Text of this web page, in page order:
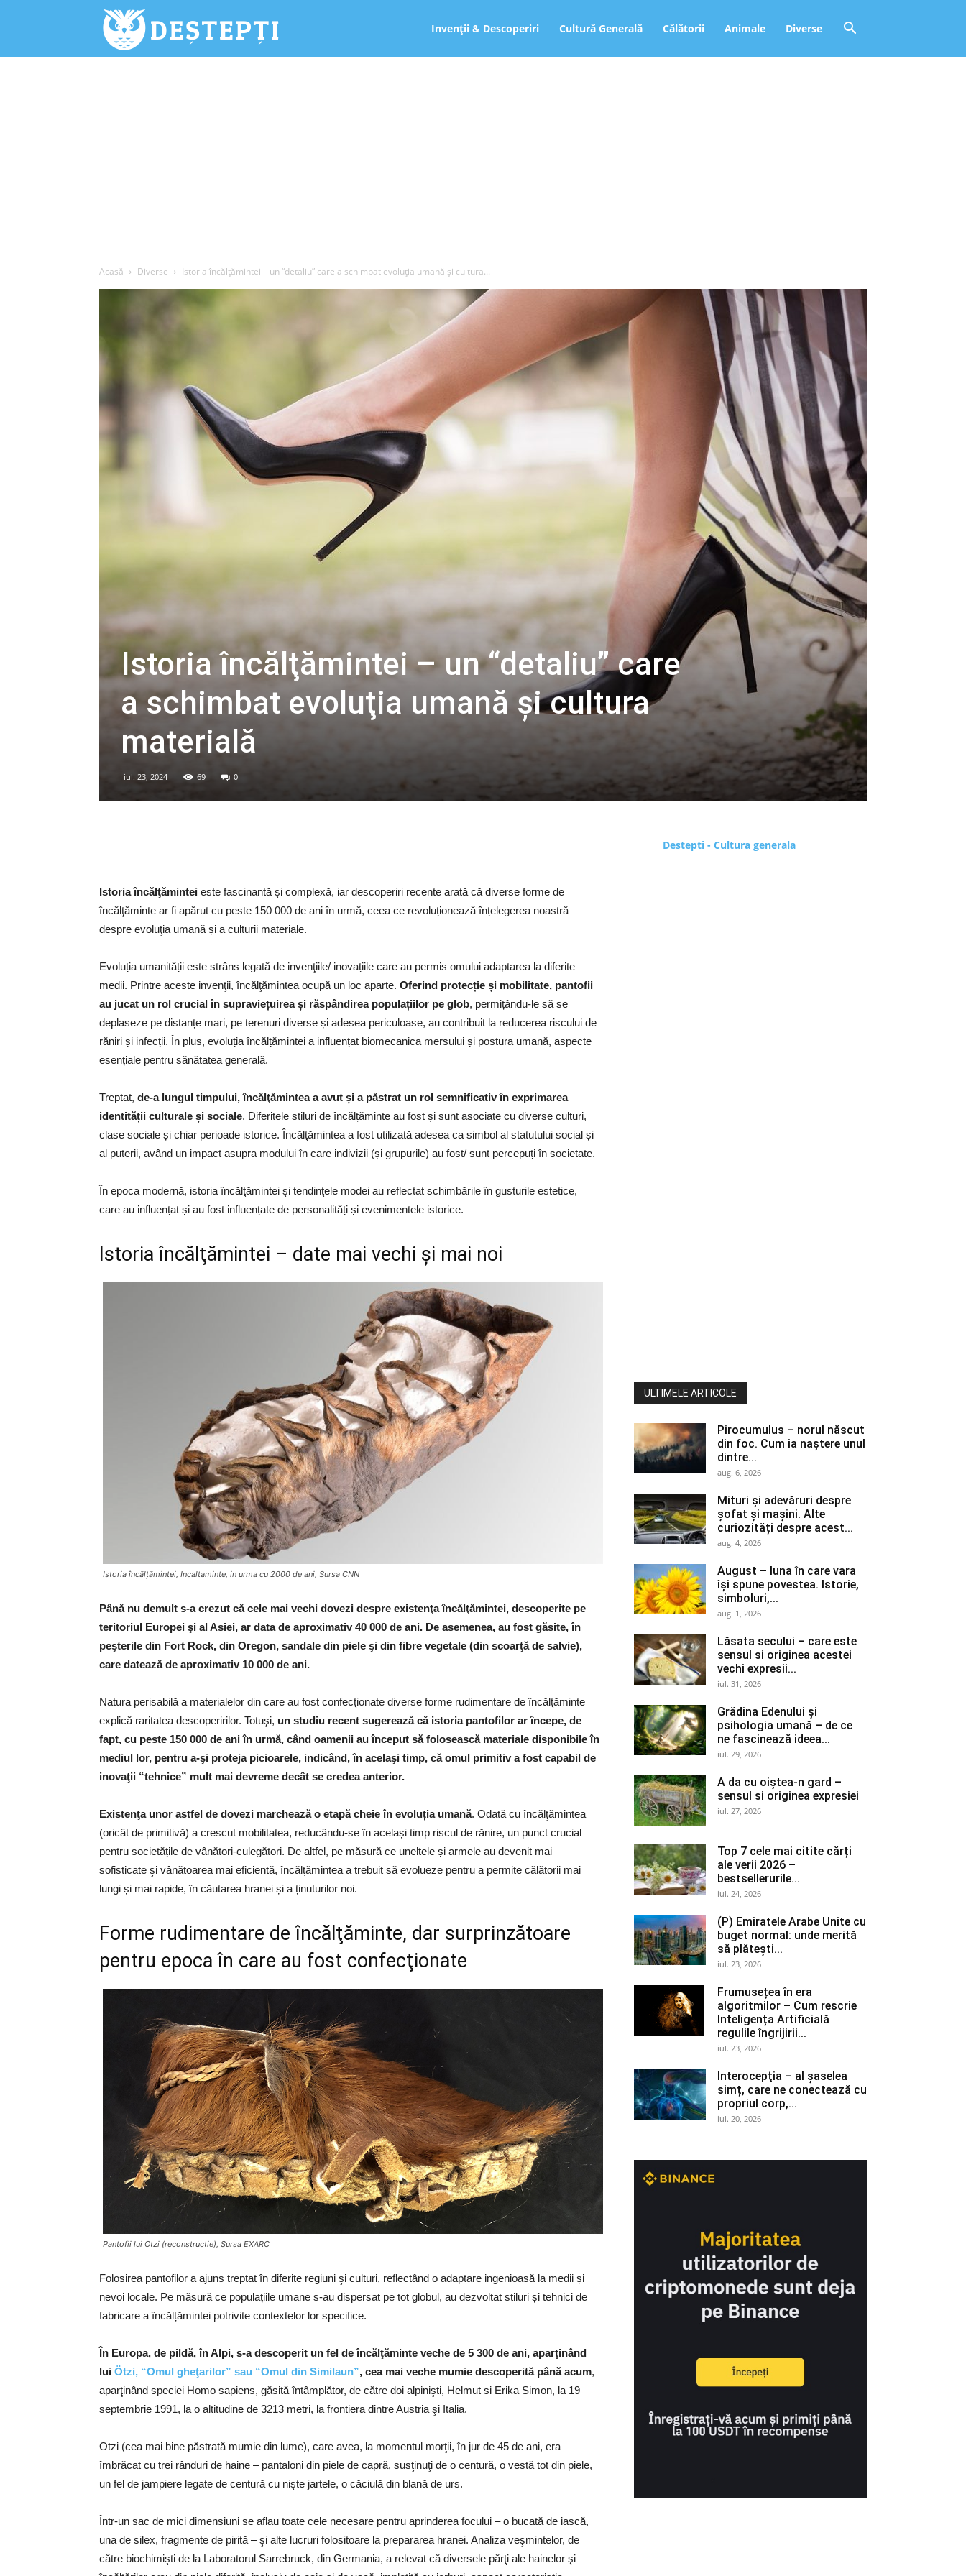
Deștepți.ro Invenții & Descoperiri Cultură Generală Călătorii Animale Diverse
Acasă Diverse Istoria încălţămintei – un “detaliu” care a schimbat evoluţia umană şi cultura...
Istoria încălţămintei – un “detaliu” care
a schimbat evoluţia umană şi cultura
materială
iul. 23, 2024 69 0
Istoria încălţămintei este fascinantă şi complexă, iar descoperiri recente arată că diverse forme de
încălţăminte ar fi apărut cu peste 150 000 de ani în urmă, ceea ce revoluționează înțelegerea noastră
despre evoluţia umană și a culturii materiale.
Evoluția umanității este strâns legată de invenţiile/ inovațiile care au permis omului adaptarea la diferite
medii. Printre aceste invenţii, încălţămintea ocupă un loc aparte. Oferind protecție și mobilitate, pantofii
au jucat un rol crucial în supraviețuirea și răspândirea populațiilor pe glob, permițându-le să se
deplaseze pe distanțe mari, pe terenuri diverse și adesea periculoase, au contribuit la reducerea riscului de
răniri și infecții. În plus, evoluția încălțămintei a influențat biomecanica mersului și postura umană, aspecte
esențiale pentru sănătatea generală.
Treptat, de-a lungul timpului, încălţămintea a avut și a păstrat un rol semnificativ în exprimarea
identității culturale și sociale. Diferitele stiluri de încălțăminte au fost și sunt asociate cu diverse culturi,
clase sociale și chiar perioade istorice. Încălţămintea a fost utilizată adesea ca simbol al statutului social și
al puterii, având un impact asupra modului în care indivizii (și grupurile) au fost/ sunt percepuți în societate.
În epoca modernă, istoria încălţămintei şi tendinţele modei au reflectat schimbările în gusturile estetice,
care au influențat și au fost influențate de personalități și evenimentele istorice.
Istoria încălţămintei – date mai vechi şi mai noi
Istoria încălţămintei, Incaltaminte, in urma cu 2000 de ani, Sursa CNN
Până nu demult s-a crezut că cele mai vechi dovezi despre existenţa încălţămintei, descoperite pe
teritoriul Europei şi al Asiei, ar data de aproximativ 40 000 de ani. De asemenea, au fost găsite, în
peşterile din Fort Rock, din Oregon, sandale din piele şi din fibre vegetale (din scoarţă de salvie),
care datează de aproximativ 10 000 de ani.
Natura perisabilă a materialelor din care au fost confecţionate diverse forme rudimentare de încălţăminte
explică raritatea descoperirilor. Totuşi, un studiu recent sugerează că istoria pantofilor ar începe, de
fapt, cu peste 150 000 de ani în urmă, când oamenii au început să folosească materiale disponibile în
mediul lor, pentru a-şi proteja picioarele, indicând, în acelaşi timp, că omul primitiv a fost capabil de
inovaţii “tehnice” mult mai devreme decât se credea anterior.
Existenţa unor astfel de dovezi marchează o etapă cheie în evoluția umană. Odată cu încălţămintea
(oricât de primitivă) a crescut mobilitatea, reducându-se în același timp riscul de rănire, un punct crucial
pentru societățile de vânători-culegători. De altfel, pe măsură ce uneltele și armele au devenit mai
sofisticate şi vânătoarea mai eficientă, încălțămintea a trebuit să evolueze pentru a permite călătorii mai
lungi și mai rapide, în căutarea hranei și a ținuturilor noi.
Forme rudimentare de încălţăminte, dar surprinzătoare
pentru epoca în care au fost confecţionate
Pantofii lui Otzi (reconstructie), Sursa EXARC
Folosirea pantofilor a ajuns treptat în diferite regiuni şi culturi, reflectând o adaptare ingenioasă la medii și
nevoi locale. Pe măsură ce populațiile umane s-au dispersat pe tot globul, au dezvoltat stiluri și tehnici de
fabricare a încălțămintei potrivite contextelor lor specifice.
În Europa, de pildă, în Alpi, s-a descoperit un fel de încălţăminte veche de 5 300 de ani, aparţinând
lui Ötzi, “Omul gheţarilor” sau “Omul din Similaun”, cea mai veche mumie descoperită până acum,
aparţinând speciei Homo sapiens, găsită întâmplător, de către doi alpinişti, Helmut si Erika Simon, la 19
septembrie 1991, la o altitudine de 3213 metri, la frontiera dintre Austria şi Italia.
Otzi (cea mai bine păstrată mumie din lume), care avea, la momentul morţii, în jur de 45 de ani, era
îmbrăcat cu trei rânduri de haine – pantaloni din piele de capră, susţinuţi de o centură, o vestă tot din piele,
un fel de jampiere legate de centură cu nişte jartele, o căciulă din blană de urs.
Într-un sac de mici dimensiuni se aflau toate cele necesare pentru aprinderea focului – o bucată de iască,
una de silex, fragmente de pirită – şi alte lucruri folositoare la prepararea hranei. Analiza veşmintelor, de
către biochimişti de la Laboratorul Sarrebruck, din Germania, a relevat că diversele părţi ale hainelor şi
Destepti - Cultura generala
ULTIMELE ARTICOLE
Pirocumulus – norul născut
din foc. Cum ia naștere unul
dintre...
aug. 6, 2026
Mituri și adevăruri despre
șofat și mașini. Alte
curiozități despre acest...
aug. 4, 2026
August – luna în care vara
își spune povestea. Istorie,
simboluri,...
aug. 1, 2026
Lăsata secului – care este
sensul si originea acestei
vechi expresii...
iul. 31, 2026
Grădina Edenului și
psihologia umană – de ce
ne fascinează ideea...
iul. 29, 2026
A da cu oiștea-n gard –
sensul si originea expresiei
iul. 27, 2026
Top 7 cele mai citite cărți
ale verii 2026 –
bestsellerurile...
iul. 24, 2026
(P) Emiratele Arabe Unite cu
buget normal: unde merită
să plătești...
iul. 23, 2026
Frumusețea în era
algoritmilor – Cum rescrie
Inteligența Artificială
regulile îngrijirii...
iul. 23, 2026
Interocepţia – al șaselea
simț, care ne conectează cu
propriul corp,...
iul. 20, 2026